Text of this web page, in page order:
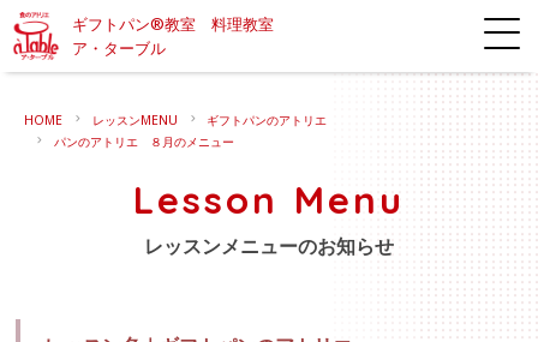
ギフトパン®教室 料理教室
ア・ターブル
HOME レッスンMENU
ギフトパンのアトリエ
パンのアトリエ ８月のメニュー
Lesson Menu
レッスンメニューのお知らせ